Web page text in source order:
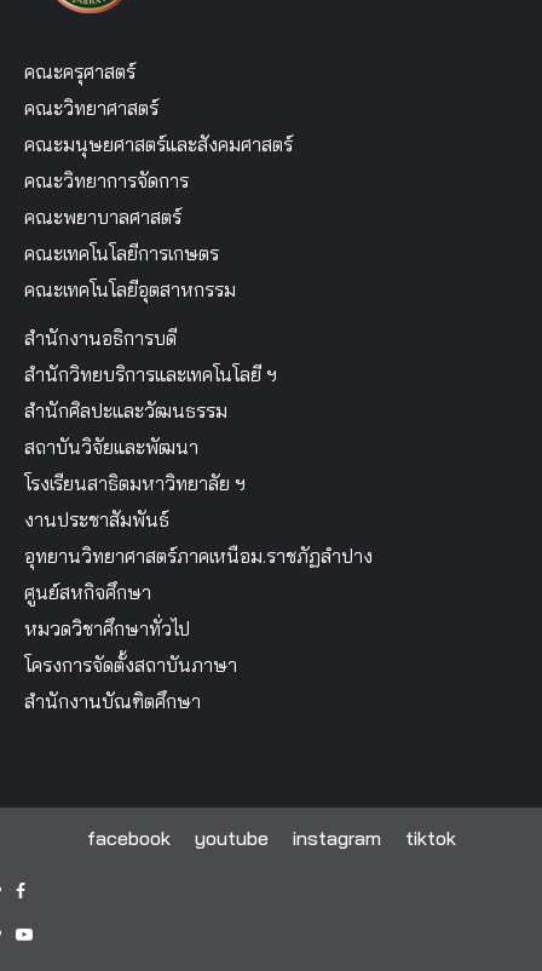
คณะครุศาสตร์
คณะวิทยาศาสตร์
คณะมนุษยศาสตร์และสังคมศาสตร์
คณะวิทยาการจัดการ
คณะพยาบาลศาสตร์
คณะเทคโนโลยีการเกษตร
คณะเทคโนโลยีอุตสาหกรรม
สำนักงานอธิการบดี
สำนักวิทยบริการและเทคโนโลยี ฯ
สำนักศิลปะและวัฒนธรรม
สถาบันวิจัยและพัฒนา
โรงเรียนสาธิตมหาวิทยาลัย ฯ
งานประชาสัมพันธ์
อุทยานวิทยาศาสตร์ภาคเหนือม.ราชภัฏลำปาง
ศูนย์สหกิจศึกษา
หมวดวิชาศึกษาทั่วไป
โครงการจัดตั้งสถาบันภาษา
สำนักงานบัณฑิตศึกษา
facebook youtube instagram tiktok
facebook
youtube